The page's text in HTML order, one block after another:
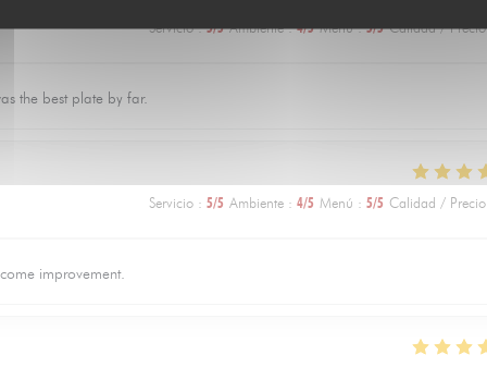
Servicio: 5/5 Ambiente: 4/5 Menú: 5/5 Calidad / Precio
the best plate by far.
Servicio : 5/5 Ambiente : 4/5 Menú : 5/5 Calidad / Precio
improvement.